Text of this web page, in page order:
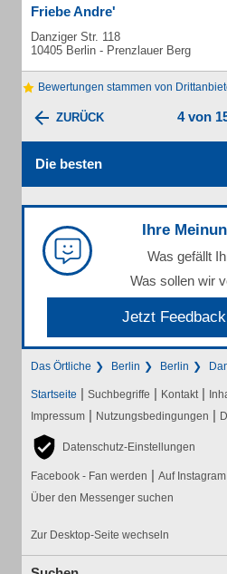
Friebe Andre'
Danziger Str. 118
10405 Berlin - Prenzlauer Berg
Bewertungen stammen von
ZURÜCK 4 von
Die besten
Ihre
Was gefällt
Was sollen wir
Jetzt
Das Örtliche Berlin Berlin
Startseite | Suchbegriffe | Kontakt |
Impressum | Nutzungsbedingungen |
Datenschutz-Einstellungen
Facebook - Fan werden | Auf
Über den Messenger suchen
Zur Desktop-Seite wechseln